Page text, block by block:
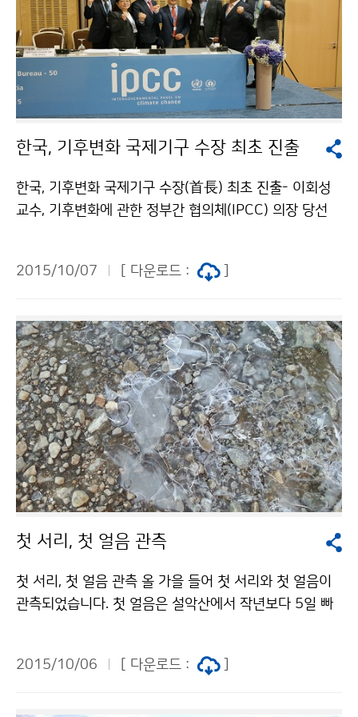
한국, 기후변화 국제기구 수장 최초 진출
한국, 기후변화 국제기구 수장(首長) 최초 진출- 이회성
교수, 기후변화에 관한 정부간 협의체(IPCC) 의장 당선
PCC는 전 세계 기후변화 정보 제공과 대응 전략 수립에
보가 출마한 이번 선거에서 이회성 교수가 당선된 것은 범
정부적인 전방위 지원활동이 그 결실을 본 것으로, 기후변
화 대응을 위한 우리나라의 노력이 국제적으로 높이 평가
받고 있음을 보여주는 것입니다. 대한민국 파이팅입니다
~!
2015/10/07 [ 다운로드 :
첫 서리, 첫 얼음 관측
첫 서리, 첫 얼음 관측 올 가을 들어 첫 서리와 첫 얼음이
관측되었습니다. 첫 얼음은 설악산에서 작년보다 5일 빠
대관령 지역기상서비스센터
2015/10/06 [ 다운로드 :